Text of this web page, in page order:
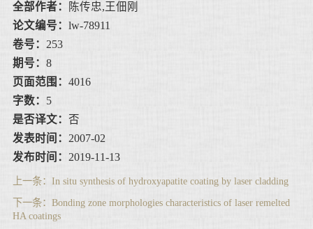
全部作者：
陈传忠,王佃刚
论文编号： lw-78911
卷号： 253
期号： 8
页面范围： 4016
字数： 5
是否译文： 否
发表时间： 2007-02
发布时间： 2019-11-13
上一条： In situ synthesis of hydroxyapatite coating by laser cladding
下一条： Bonding zone morphologies characteristics of laser remelted
HA coatings